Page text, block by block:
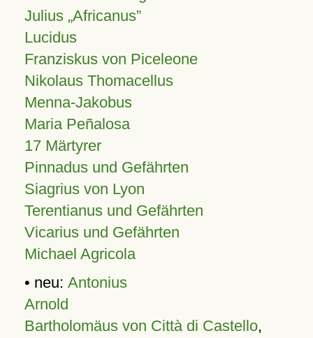
Julius Africanus
Lucidus
Franziskus von Piceleone
Nikolaus Thomacellus
Menna-Jakobus
Maria Peñalosa
17 Märtyrer
Pinnadus und Gefährten
Siagrius von Lyon
Terentianus und Gefährten
Vicarius und Gefährten
Michael Agricola
• neu: Antonius
Arnold
Bartholomäus von Città di Castello,